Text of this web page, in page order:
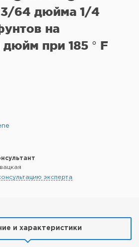
64 дюйма 1/4
на
при 185 ° F
эксперта
и характеристики